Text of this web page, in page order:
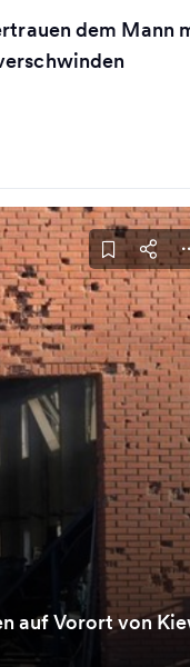
dem Mann
auf Vorort von